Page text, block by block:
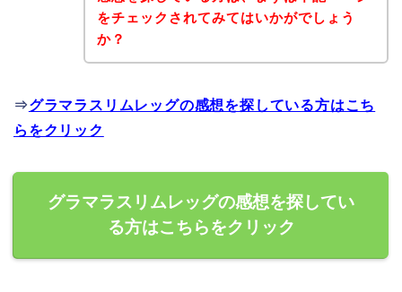
をチェックされてみてはいかがでしょう
か？
⇒グラマラスリムレッグの感想を探している方はこち
らをクリック
グラマラスリムレッグの感想を探してい
る方はこちらをクリック